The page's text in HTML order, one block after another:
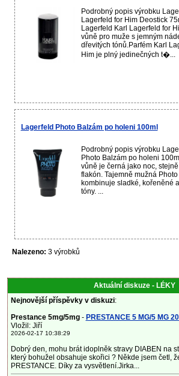
Podrobný popis výrobku
Lagerfeld for Him Deostick
Lagerfeld Karl Lagerfeld for
vůně pro muže s jemným
dřevitých tónů.Parfém Karl
Him je plný jedinečných t�...
Lagerfeld Photo Balzám po holeni 100ml
Podrobný popis výrobku
Photo Balzám po holeni
vůně je černá jako noc,
flakón. Tajemně mužná Photo
kombinuje sladké, kořeněné
tóny. ...
Nalezeno: 3 výrobků
Aktuální diskuze - LÉKY
Nejnovější příspěvky v diskuzi:
Prestance 5mg/5mg- PRESTANCE 5 MG/5 MG
Vložil: Jiří
2026-02-17 10:38:29
Dobrý den, mohu brát idoplněk stravy DIABEN na
který bohužel obsahuje skořici ? Někde jsem četl,
PRESTANCE. Díky za vysvětlení.Jirka...